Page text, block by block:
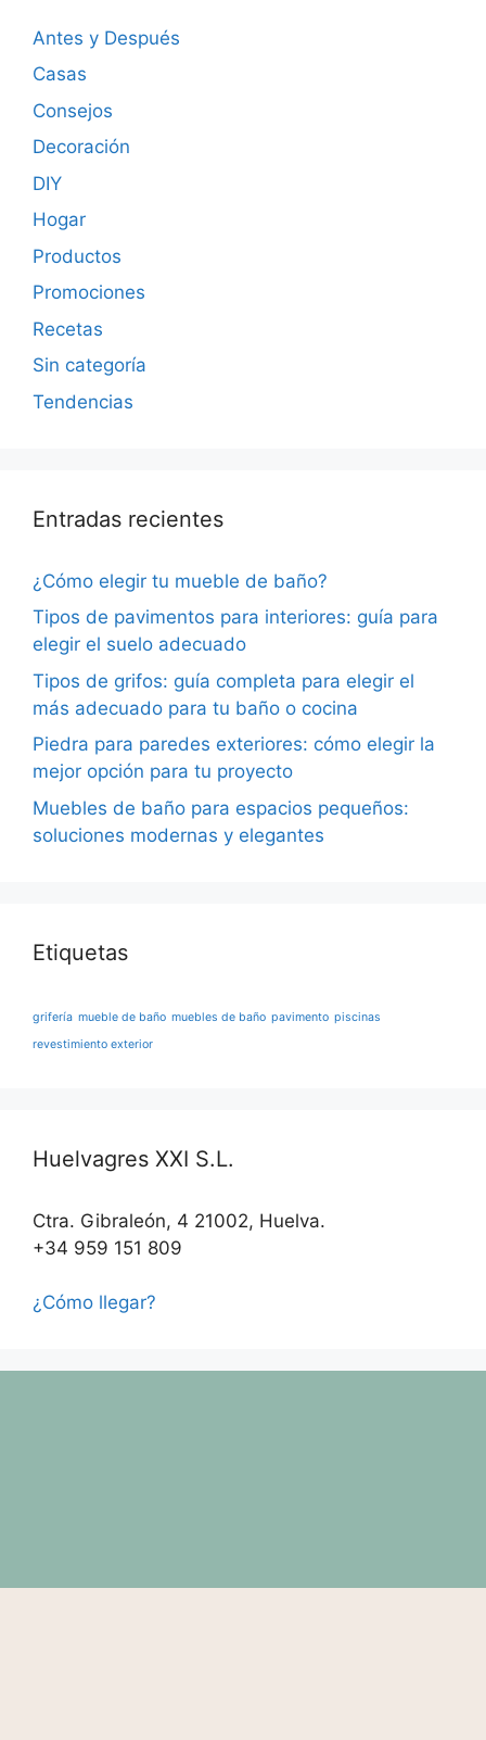
Antes y Después
Casas
Consejos
Decoración
DIY
Hogar
Productos
Promociones
Recetas
Sin categoría
Tendencias
Entradas recientes
¿Cómo elegir tu mueble de baño?
Tipos de pavimentos para interiores: guía para
elegir el suelo adecuado
Tipos de grifos: guía completa para elegir el
más adecuado para tu baño o cocina
Piedra para paredes exteriores: cómo elegir la
mejor opción para tu proyecto
Muebles de baño para espacios pequeños:
soluciones modernas y elegantes
Etiquetas
grifería mueble de baño muebles de baño pavimento piscinas
revestimiento exterior
Huelvagres XXI S.L.
Ctra. Gibraleón, 4 21002, Huelva.
+34 959 151 809
¿Cómo llegar?